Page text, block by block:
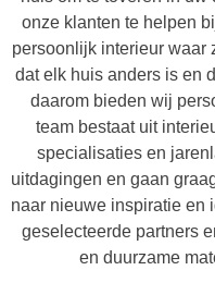
onze klanten te helpen
persoonlijk interieur waar
dat elk huis anders is en
daarom bieden wij
team bestaat uit
specialisaties en
uitdagingen en gaan
naar nieuwe inspiratie en
geselecteerde partners
en duurzame